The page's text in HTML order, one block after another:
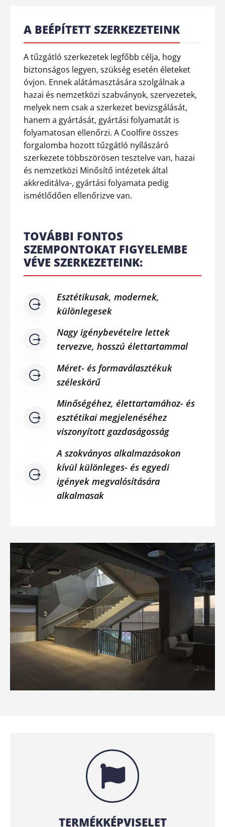
A BEÉPÍTETT SZERKEZETEINK
A tűzgátló szerkezetek legfőbb célja, hogy
biztonságos legyen, szükség esetén életeket
óvjon. Ennek alátámasztására szolgálnak a
hazai és nemzetközi szabványok, szervezetek,
melyek nem csak a szerkezet bevizsgálását,
hanem a gyártását, gyártási folyamatát is
folyamatosan ellenőrzi. A Coolfire összes
forgalomba hozott tűzgátló nyílászáró
szerkezete többszörösen tesztelve van, hazai
és nemzetközi Minősítő intézetek által
akkreditálva-, gyártási folyamata pedig
ismétlődően ellenőrizve van.
TOVÁBBI FONTOS
SZEMPONTOKAT FIGYELEMBE
VÉVE SZERKEZETEINK:
Esztétikusak, modernek,
különlegesek
Nagy igénybevételre lettek
tervezve, hosszú élettartammal
Méret- és formaválasztékuk
széleskörű
Minőségéhez, élettartamához- és
esztétikai megjelenéséhez
viszonyított gazdaságosság
A szokványos alkalmazásokon
kívül különleges- és egyedi
igények megvalósítására
alkalmasak
TERMÉKKÉPVISELET